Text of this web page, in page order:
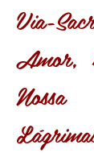
Via-
Amor,